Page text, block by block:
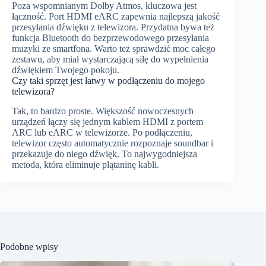
Poza wspomnianym Dolby Atmos, kluczowa jest
łączność. Port HDMI eARC zapewnia najlepszą jakość
przesyłania dźwięku z telewizora. Przydatna bywa też
funkcja Bluetooth do bezprzewodowego przesyłania
muzyki ze smartfona. Warto też sprawdzić moc całego
zestawu, aby miał wystarczającą siłę do wypełnienia
dźwiękiem Twojego pokoju.
Czy taki sprzęt jest łatwy w podłączeniu do mojego
telewizora?
Tak, to bardzo proste. Większość nowoczesnych
urządzeń łączy się jednym kablem HDMI z portem
ARC lub eARC w telewizorze. Po podłączeniu,
telewizor często automatycznie rozpoznaje soundbar i
przekazuje do niego dźwięk. To najwygodniejsza
metoda, która eliminuje plątaninę kabli.
Podobne wpisy